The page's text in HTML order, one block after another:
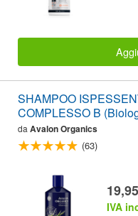
SHAMPOO
COMPLESSO B
da Avalon Organics
(63)
IVA